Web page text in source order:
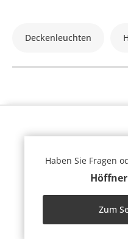
Deckenleuchten
Haben Sie Fragen
Zum